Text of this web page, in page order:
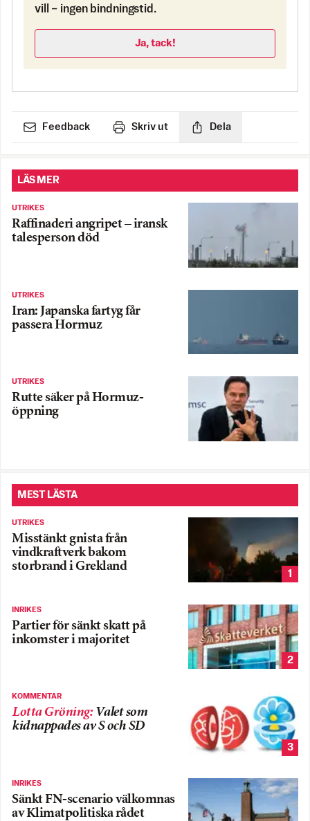
vill – ingen bindningstid.
Ja, tack!
Feedback Skriv ut Dela
LÄS MER
UTRIKES
Raffinaderi angripet – iransk
talesperson död
UTRIKES
Iran: Japanska fartyg får
passera Hormuz
UTRIKES
Rutte säker på Hormuz-
öppning
MEST LÄSTA
UTRIKES
Misstänkt gnista från
vindkraftverk bakom
storbrand i Grekland
1
INRIKES
Partier för sänkt skatt på
inkomster i majoritet
2
KOMMENTAR
Lotta Gröning: Valet som
kidnappades av S och SD
3
INRIKES
Sänkt FN-scenario välkomnas
av Klimatpolitiska rådet